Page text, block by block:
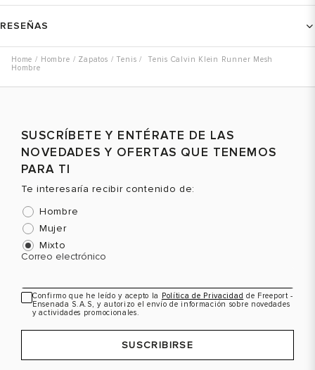
RESEÑAS
Hombre Zapatos Tenis
Tenis Calvin Klein Runner Mesh
Hombre
SUSCRÍBETE Y ENTÉRATE DE LAS
NOVEDADES Y OFERTAS QUE TENEMOS
PARA TI
Te interesaría recibir contenido de:
Hombre
Mujer
Mixto
Correo electrónico
Confirmo que he leído y acepto la Política de Privacidad de Freeport -
Ensenada S.A.S, y autorizo el envío de información sobre novedades
y actividades promocionales.
SUSCRIBIRSE